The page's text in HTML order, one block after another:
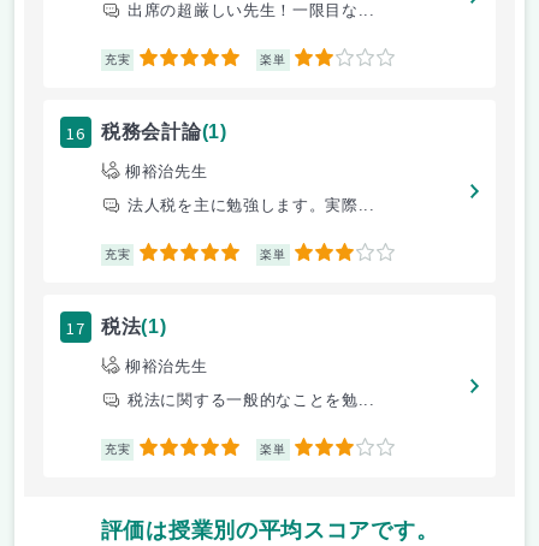
出席の超厳しい先生！一限目な...
充実 5 楽単 2
16 税務会計論(1)
柳裕治先生
法人税を主に勉強します。実際...
充実 5 楽単 3
17 税法(1)
柳裕治先生
税法に関する一般的なことを勉...
充実 5 楽単 3
評価は授業別の平均スコアです。